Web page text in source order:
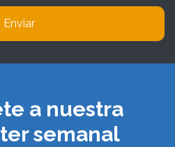
Enviar
a nuestra
semanal